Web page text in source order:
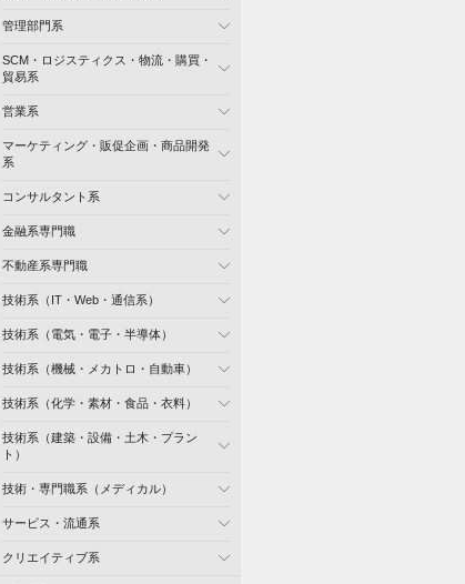
管理部門系
SCM・ロジスティクス・物流・購買・
貿易系
営業系
マーケティング・販促企画・商品開発
系
コンサルタント系
金融系専門職
不動産系専門職
技術系（IT・Web・通信系）
技術系（電気・電子・半導体）
技術系（機械・メカトロ・自動車）
技術系（化学・素材・食品・衣料）
技術系（建築・設備・土木・プラン
ト）
技術・専門職系（メディカル）
サービス・流通系
クリエイティブ系